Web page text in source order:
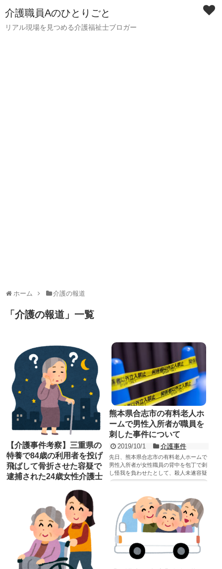
介護職員Aのひとりごと
リアル現場を見つめる介護福祉士ブロガー
ホーム 介護の報道
「 介護の報道 」 一覧
【介護事件考察】三重県の
特養で84歳の利用者を投げ
飛ばして骨折させた容疑で
逮捕された24歳女性介護士
介護事件
新たな介護事件のニュース報道がありま
した。 三重県伊勢市の特別養護老人ホー
ム（以下、特養）で、24歳の女性介護士
が84歳の入所...
記事を読む
熊本県合志市の有料老人ホ
ームで男性入所者が職員を
刺した事件について
2019/10/1 介護事件
先日、熊本県合志市の有料老人ホームで
男性入所者が女性職員の背中を包丁で刺
し怪我を負わせたとして、殺人未遂容疑
で現行犯逮捕されたという...